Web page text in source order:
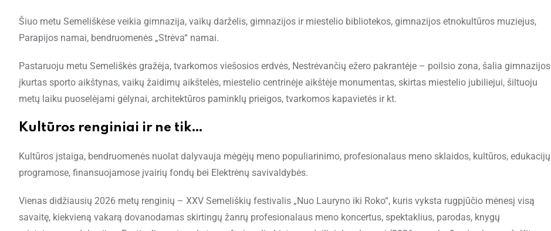
Šiuo metu Semeliškėse veikia gimnazija, vaikų darželis, gimnazijos ir miestelio bibliotekos, gimnazijos etnokultūros muziejus,
Parapijos namai, bendruomenės „Strėva“ namai.
Pastaruoju metu Semeliškės gražėja, tvarkomos viešosios erdvės, Nestrėvančių ežero pakrantėje – poilsio zona, šalia gimnazijos
įkurtas sporto aikštynas, vaikų žaidimų aikštelės, miestelio centrinėje aikštėje monumentas, skirtas miestelio jubiliejui, šiltuoju
metų laiku puoselėjami gėlynai, architektūros paminklų prieigos, tvarkomos kapavietės ir kt.
Kultūros renginiai ir ne tik…
Kultūros įstaiga, bendruomenės nuolat dalyvauja mėgėjų meno populiarinimo, profesionalaus meno sklaidos, kultūros, edukacijų
programose, finansuojamose įvairių fondų bei Elektrėnų savivaldybės.
Vienas didžiausių 2026 metų renginių – XXV Semeliškių festivalis „Nuo Lauryno iki Roko“, kuris vyksta rugpjūčio mėnesį visą
savaitę, kiekvieną vakarą dovanodamas skirtingų žanrų profesionalaus meno koncertus, spektaklius, parodas, knygų